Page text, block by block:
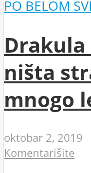
PO BELOM
ništa
mnogo
oktobar 2, 2019
Komentarišite